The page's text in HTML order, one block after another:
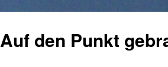
springen
Auf den Punkt